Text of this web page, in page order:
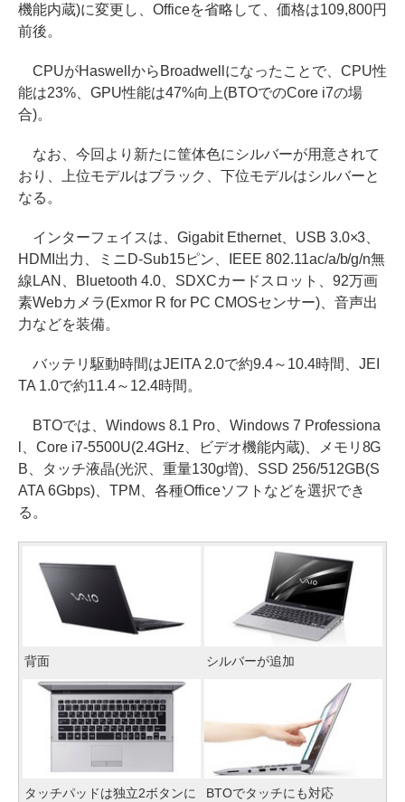
機能内蔵)に変更し、Officeを省略して、価格は109,800円
前後。
CPUがHaswellからBroadwellになったことで、CPU性
能は23%、GPU性能は47%向上(BTOでのCore i7の場
合)。
なお、今回より新たに筐体色にシルバーが用意されて
おり、上位モデルはブラック、下位モデルはシルバーと
なる。
インターフェイスは、Gigabit Ethernet、USB 3.0×3、
HDMI出力、ミニD-Sub15ピン、IEEE 802.11ac/a/b/g/n無
線LAN、Bluetooth 4.0、SDXCカードスロット、92万画
素Webカメラ(Exmor R for PC CMOSセンサー)、音声出
力などを装備。
バッテリ駆動時間はJEITA 2.0で約9.4～10.4時間、JEI
TA 1.0で約11.4～12.4時間。
BTOでは、Windows 8.1 Pro、Windows 7 Professiona
l、Core i7-5500U(2.4GHz、ビデオ機能内蔵)、メモリ8G
B、タッチ液晶(光沢、重量130g増)、SSD 256/512GB(S
ATA 6Gbps)、TPM、各種Officeソフトなどを選択でき
る。
背面 シルバーが追加
タッチパッドは独立2ボタンに BTOでタッチにも対応